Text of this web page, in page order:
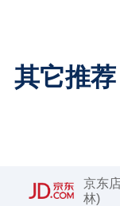
其它推荐
京东
林)